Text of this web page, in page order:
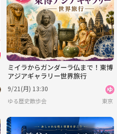
ミイラからガンダーラ仏まで！東博
アジアギャラリー世界旅行
9/21(月) 13:30
ゆる歴史散歩会 東京